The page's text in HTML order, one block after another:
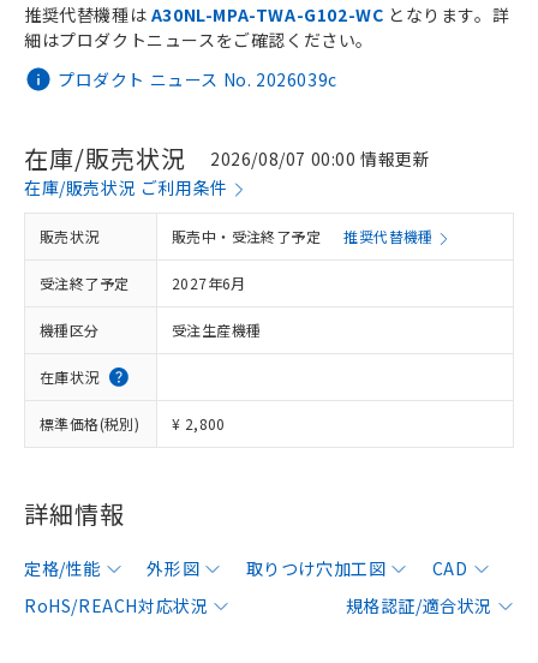
プロダクト ニュース No. 2026039c
推奨代替機種は A30NL-MPA-TWA-G102-WC となります。詳
細はプロダクトニュースをご確認ください。
在庫/販売状況
2026/08/07 00:00 情報更新
在庫/販売状況 ご利用条件
販売状況 販売中・受注終了予定 推奨代替機種
受注終了予定 2027年6月
機種区分 受注生産機種
在庫状況
標準価格(税別) ¥ 2,800
詳細情報
定格/性能 外形図 取りつけ穴加工図
CAD
RoHS/REACH対応状況
規格認証/適合状況